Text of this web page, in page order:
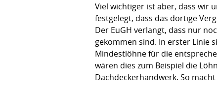
Viel wichtiger ist aber, dass wir
festgelegt, dass das dortige
Der EuGH verlangt, dass nur
gekommen sind. In erster Linie
Mindestlöhne für die
wären dies zum Beispiel die
Dachdeckerhandwerk. So